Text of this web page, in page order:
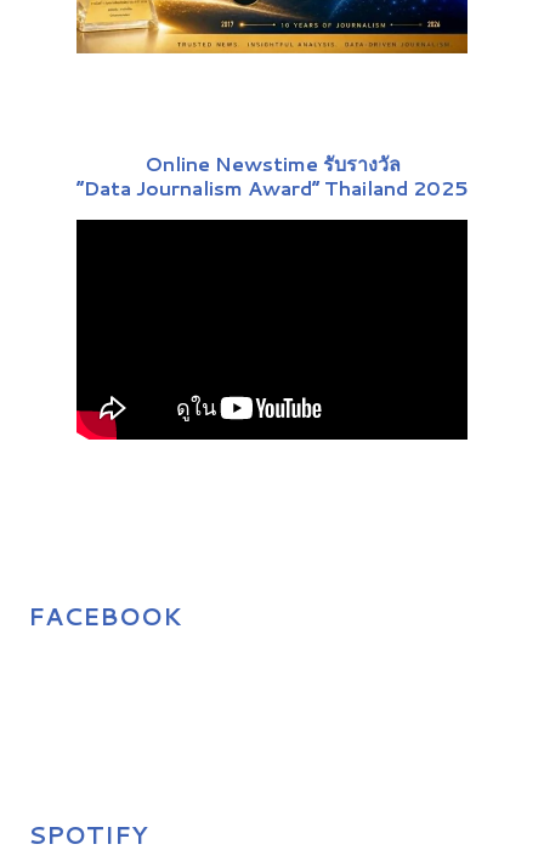
Online Newstime รับรางวัล
“Data Journalism Award” Thailand 2025
FACEBOOK
SPOTIFY